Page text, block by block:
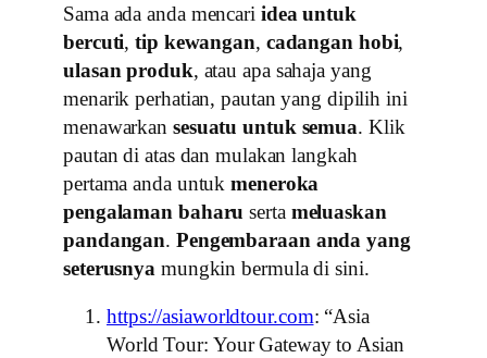
Sama ada anda mencari idea untuk
bercuti,tip kewangan, cadangan hobi,
ulasan produk, atau apa sahaja yang
menarik perhatian, pautan yang dipilih ini
menawarkan sesuatu untuk semua. Klik
pautan di atas dan mulakan langkah
pertama anda untukmeneroka
pengalaman baharu serta meluaskan
pandangan. Pengembaraan anda yang
seterusnya mungkin bermula di sini.
https://asiaworldtour.com: “Asia
World Tour: Your Gateway to Asian